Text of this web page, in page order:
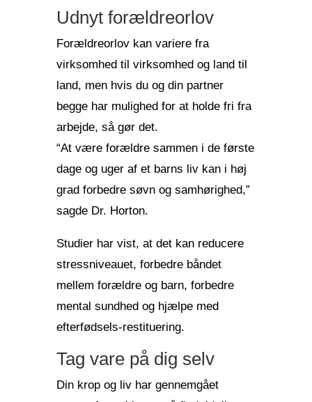
Udnyt forældreorlov
Forældreorlov kan variere fra
virksomhed til virksomhed og land til
land, men hvis du og din partner
begge har mulighed for at holde fri fra
arbejde, så gør det.
“At være forældre sammen i de første
dage og uger af et barns liv kan i høj
grad forbedre søvn og samhørighed,”
sagde Dr. Horton.
Studier har vist, at det kan reducere
stressniveauet, forbedre båndet
mellem forældre og barn, forbedre
mental sundhed og hjælpe med
efterfødsels-restituering.
Tag vare på dig selv
Din krop og liv har gennemgået